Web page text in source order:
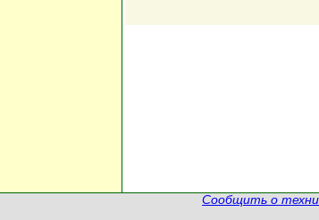
Сообщить о